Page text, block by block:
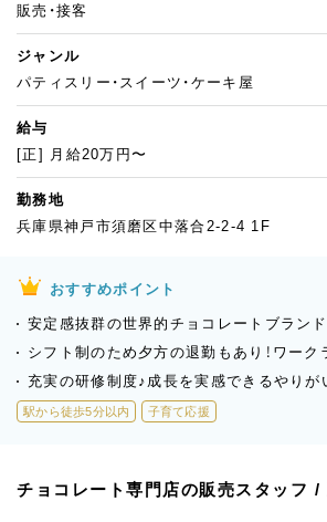
販売・接客
ジャンル
パティスリー・スイーツ・ケーキ屋
給与
[正] 月給20万円〜
勤務地
兵庫県神戸市須磨区中落合2-2-4 1F
おすすめポイント
安定感抜群の世界的チョコレートブラン
シフト制のため夕方の退勤もあり！ワー
充実の研修制度♪成長を実感できるやりが
駅から徒歩5分以内 子育て応援
チョコレート専門店の販売スタッフ /